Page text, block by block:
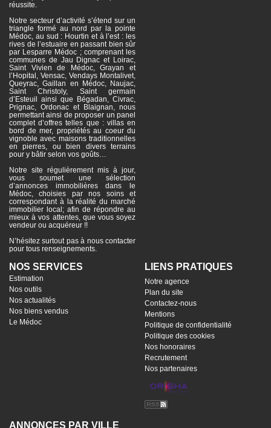
réussite.
Notre secteur d’activité s’étend sur un
triangle formé au nord par la pointe
Médoc, au sud : Hourtin et à l’est : les
rives de l’estuaire en passant bien sûr
par Lesparre Médoc ; comprenant les
communes de Jau Dignac et Loirac,
Saint Vivien de Médoc, Grayan et
l’Hopital, Vensac, Vendays Montalivet,
Queyrac, Gaillan en Médoc, Naujac,
Saint Christoly, Saint germain
d’Esteuil ainsi que Bégadan, Civrac,
Prignac, Ordonac et Blaignan, nous
permettant ainsi de proposer un panel
complet d’offres telles que : villas en
bord de mer, propriétés au coeur du
vignoble avec maisons traditionnelles
en pierres, ou bien divers terrains
pour y bâtir selon vos goûts…
Notre site régulièrement mis à jour,
vous soumet une sélection
d’annonces immobilières dans le
Médoc, choisies par nos soins et
correspondant à la réalité du marché
immobilier local; afin de répondre au
mieux à vos attentes, que vous soyez
vendeur ou acquéreur !!
N’hésitez surtout pas à nous contacter
pour tous renseignements.
NOS SERVICES
Estimation
Nos outils
Nos actualités
Nos biens vendus
Le Médoc
LIENS PRATIQUES
Notre agence
Plan du site
Contactez-nous
Mentions
Politique de confidentialité
Politique des cookies
Nos honoraires
Recrutement
Nos partenaires
ANNONCES PAR VILLE